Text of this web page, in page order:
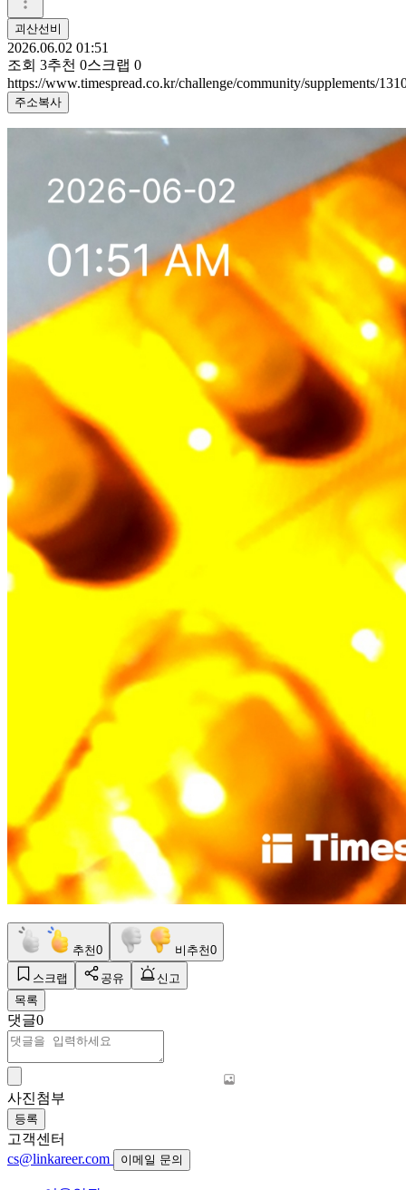
괴산선비
2026.06.02 01:51
조회 3추천 0스크랩 0
https://www.timespread.co.kr/challenge/community/supplements/
주소복사
추천0 비추천0
스크랩 공유
신고
목록
댓글0
사진첨부
등록
고객센터
cs@linkareer.com
이메일 문의